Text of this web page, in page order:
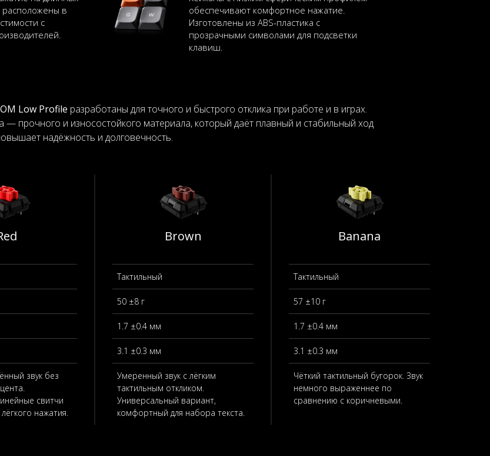
расположены в
с
обеспечивают комфортное нажатие.
Изготовлены из ABS-пластика с
прозрачными символами для подсветки
клавиш.
Low Profile разработаны для точного и быстрого отклика при работе и в играх.
— прочного и износостойкого материала, который даёт плавный и стабильный ход
надёжность и долговечность.
звук без
свитчи
нажатия.
Brown
Тактильный
50 ±8 г
1.7 ±0.4 мм
3.1 ±0.3 мм
Умеренный звук с лёгким
тактильным откликом.
Универсальный вариант,
комфортный для набора текста.
Banana
Тактильный
57 ±10 г
1.7 ±0.4 мм
3.1 ±0.3 мм
Чёткий тактильный бугорок. Звук
немного выраженнее по
сравнению с коричневыми.